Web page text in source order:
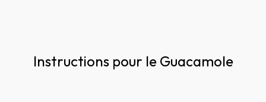
Instructions pour le Guacamole